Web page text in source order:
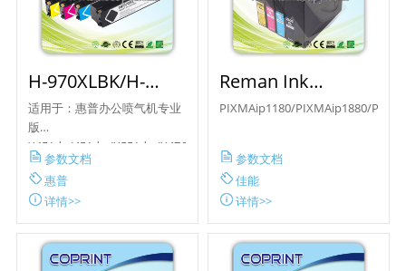
H-970XLBK/H-
971XLC/M/Y
适用于：惠普办公喷气机专业
版
X451dn/451dw/X551dw/X476dn/X...
参数文档
惠普
详情>>
Reman Ink
Cartridge C-
PGI830
PIXMAip1180/PIXMAip1880/
参数文档
佳能
详情>>